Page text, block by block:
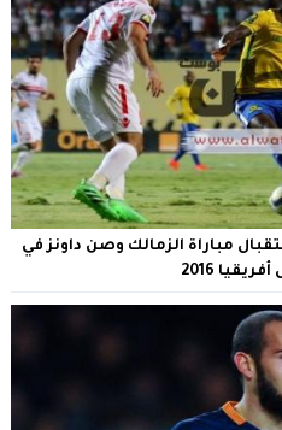
مباراة الزمالك وصن داونز في
2016